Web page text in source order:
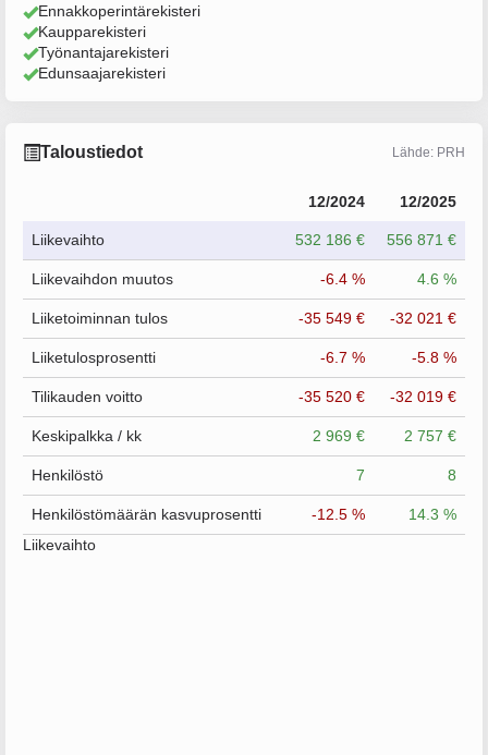
Ennakkoperintärekisteri
Kaupparekisteri
Työnantajarekisteri
Edunsaajarekisteri
Taloustiedot Lähde: PRH
12/2024 12/2025
Liikevaihto 532 186 € 556 871 €
Liikevaihdon muutos -6.4 % 4.6 %
Liiketoiminnan tulos -35 549 € -32 021 €
Liiketulosprosentti -6.7 % -5.8 %
Tilikauden voitto -35 520 € -32 019 €
Keskipalkka / kk 2 969 € 2 757 €
Henkilöstö 7 8
Henkilöstömäärän kasvuprosentti -12.5 %
14.3 %
Liikevaihto